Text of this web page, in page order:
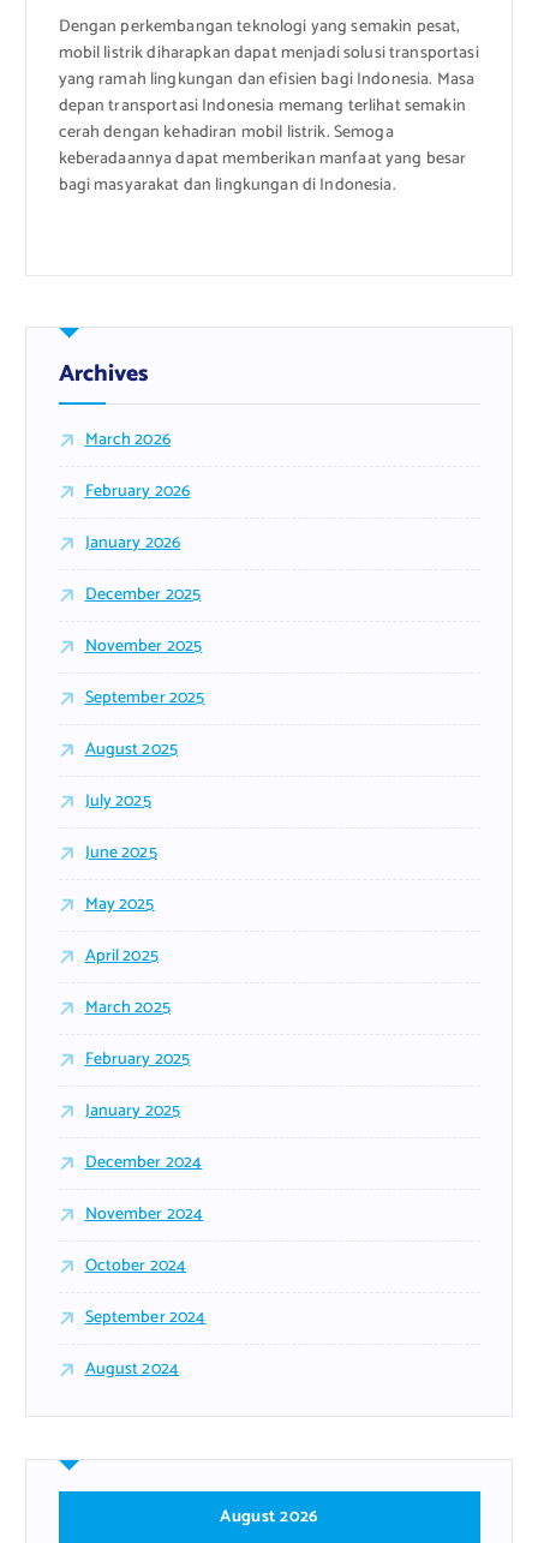
Dengan perkembangan teknologi yang semakin pesat,
mobil listrik diharapkan dapat menjadi solusi transportasi
yang ramah lingkungan dan efisien bagi Indonesia. Masa
depan transportasi Indonesia memang terlihat semakin
cerah dengan kehadiran mobil listrik. Semoga
keberadaannya dapat memberikan manfaat yang besar
bagi masyarakat dan lingkungan di Indonesia.
Archives
March 2026
February 2026
January 2026
December 2025
November 2025
September 2025
August 2025
July 2025
June 2025
May 2025
April 2025
March 2025
February 2025
January 2025
December 2024
November 2024
October 2024
September 2024
August 2024
August 2026